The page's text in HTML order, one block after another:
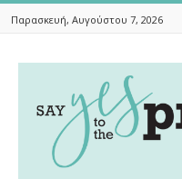
Παρασκευή, Αυγούστου 7, 2026
To
The